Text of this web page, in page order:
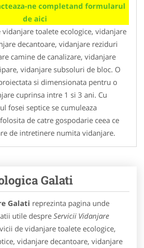
ne completand formularul
de aici
toalete ecologice, vidanjare
decantoare, vidanjare reziduri
camine de canalizare, vidanjare
vidanjare subsoluri de bloc. O
si dimensionata pentru o
cuprinsa intre 1 si 3 ani. Cu
fosei septice se cumuleaza
de catre gospodarie ceea ce
de intretinere numita vidanjare.
Galati
Galati reprezinta pagina unde
utile despre Servicii Vidanjare
de vidanjare toalete ecologice,
vidanjare decantoare, vidanjare